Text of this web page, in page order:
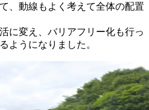
、動線もよく考えて全体の配置
に変え、バリアフリー化も行っ
ようになりました。